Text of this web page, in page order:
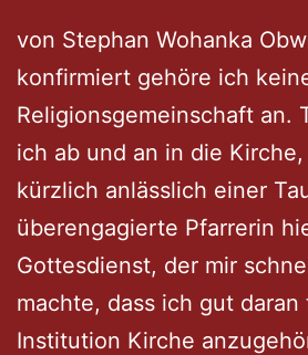
von Stephan Wohanka
konfirmiert gehöre ich
Religionsgemeinschaft an.
ich ab und an in die
kürzlich anlässlich einer
überengagierte Pfarrerin
Gottesdienst, der mir
machte, dass ich gut
Institution Kirche